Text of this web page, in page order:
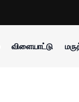
விளையாட்டு